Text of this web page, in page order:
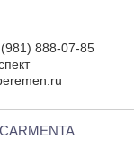
888-07-85